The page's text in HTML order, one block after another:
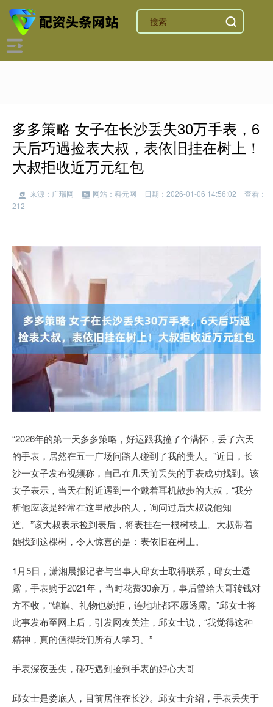
多多策略 女子在长沙丢失30万手表，6
天后巧遇捡表大叔，表依旧挂在树上！
大叔拒收近万元红包
来源：广瑞网 网站：科元网 日期：2026-01-06 14:56:02
查看：
212
“2026年的第一天多多策略，好运跟我撞了个满怀，丢了六天
的手表，居然在五一广场问路人碰到了我的贵人。”近日，长
沙一女子发布视频称，自己在几天前丢失的手表成功找到。该
女子表示，当天在附近遇到一个戴着耳机散步的大叔，“我分
析他应该是经常在这里散步的人，询问过后大叔说他知
道。”该大叔表示捡到表后，将表挂在一根树枝上。大叔带着
她找到这棵树，令人惊喜的是：表依旧在树上。
1月5日，潇湘晨报记者与当事人邱女士取得联系，邱女士透
露，手表购于2021年，当时花费30余万，事后曾给大哥转钱对
方不收，“锦旗、礼物也婉拒，连地址都不愿透露。”邱女士将
此事发布至网上后，引发网友关注，邱女士说，“我觉得这种
精神，真的值得我们所有人学习。”
手表深夜丢失，碰巧遇到捡到手表的好心大哥
邱女士是娄底人，目前居住在长沙。邱女士介绍，手表丢失于